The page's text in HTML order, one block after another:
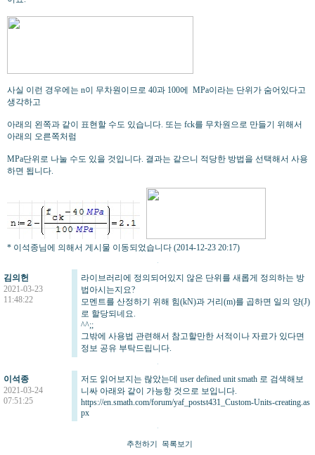
사실 이런 경우에는 n이 무차원이므로 40과 100에 MPa이라는 단위가 숨어있다고
생각하고
아래의 왼쪽과 같이 표현할 수도 있습니다. 또는 fck를 무차원으로 만들기 위해서
아래의 오른쪽처럼
MPa단위로 나눌 수도 있을 것입니다. 결과는 같으니 적당한 방법을 선택해서 사용
하면 됩니다.
* 이석종님에 의해서 게시물 이동되었습니다 (2014-12-23 20:17)
김의헌
2021-03-23
11:48:22
라이브러리에 정의되어있지 않은 단위를 새롭게 정의하는 방
법아시는지요?
모멘트를 산정하기 위해 힘(kN)과 거리(m)를 곱하면 일의 양(J)
로 할당되네요.
^^;;
그밖에 사용법 관련해서 참고할만한 서적이나 자료가 있다면
정보 공유 부탁드립니다.
이석종
2021-03-24
07:51:25
저도 읽어보지는 랂았는데 user defined unit smath 로 검색해보
니싸 아래와 같이 가능항 것으로 보입니다.
https://en.smath.com/forum/yaf_postst431_Custom-Units-creating.as
px
추천하기 목록보기